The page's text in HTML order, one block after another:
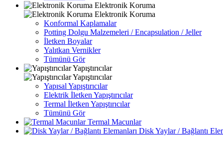
Elektronik Koruma
Elektronik Koruma
Konformal Kaplamalar
Potting Dolgu Malzemeleri / Encapsulation / Jeller
İletken Boyalar
Yalıtkan Vernikler
Tümünü Gör
Yapıştırıcılar
Yapıştırıcılar
Yapısal Yapıştırıcılar
Elektrik İletken Yapıştırıcılar
Termal İletken Yapıştırıcılar
Tümünü Gör
Termal Macunlar
Disk Yaylar / Bağlantı